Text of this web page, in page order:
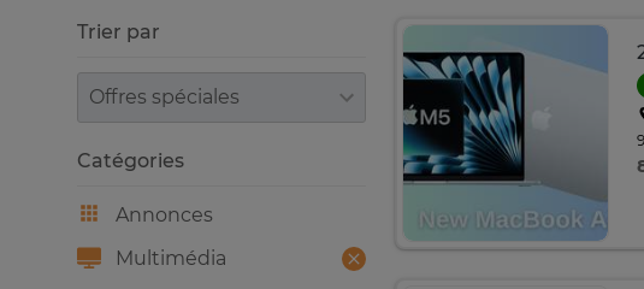
Trier par
Trier par
Catégories
Annonces
Multimédia